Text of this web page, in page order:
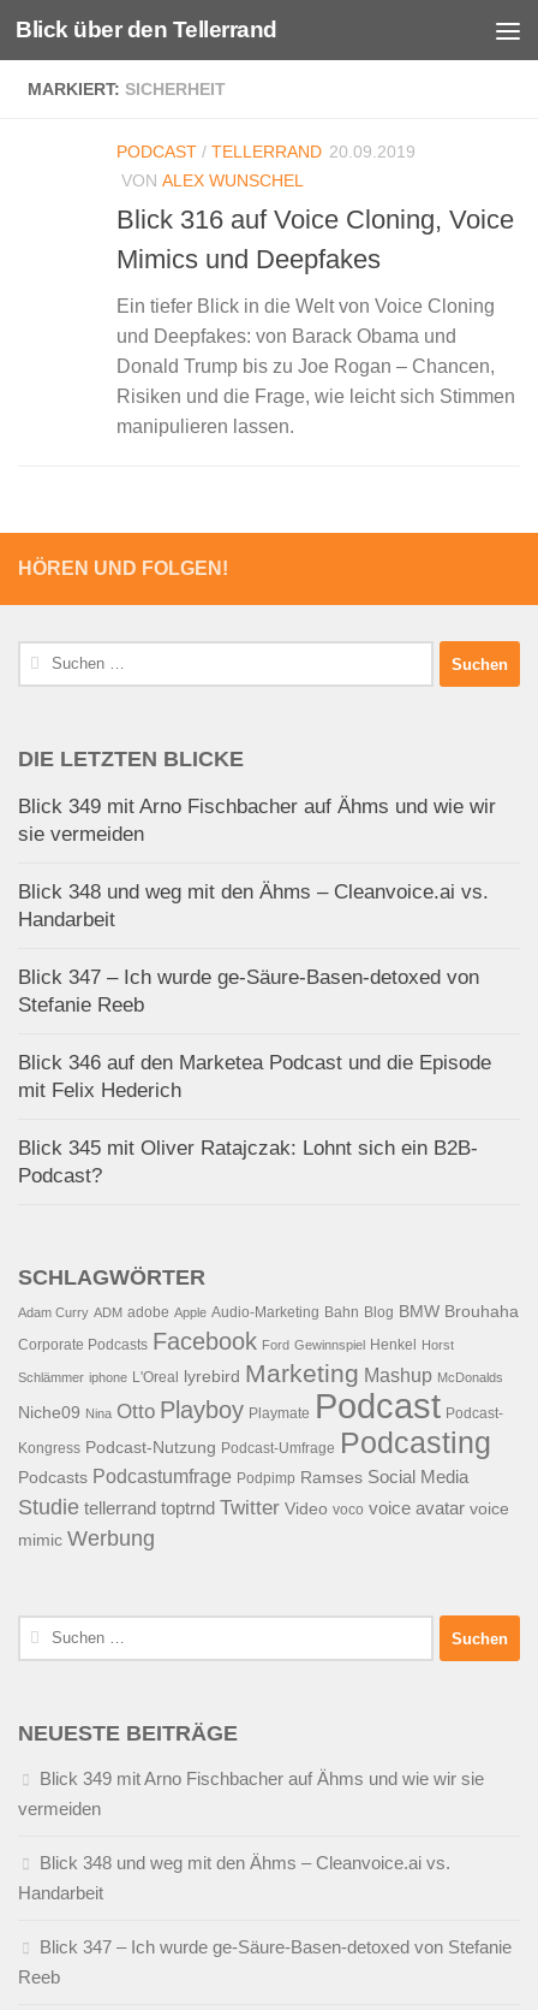
Unter dem Inhalt
Blick über den Tellerrand
MARKIERT: SICHERHEIT
PODCAST / TELLERRAND 20.09.2019
VON ALEX WUNSCHEL
Blick 316 auf Voice Cloning, Voice
Mimics und Deepfakes
Ein tiefer Blick in die Welt von Voice Cloning
und Deepfakes: von Barack Obama und
Donald Trump bis zu Joe Rogan – Chancen,
Risiken und die Frage, wie leicht sich Stimmen
manipulieren lassen.
HÖREN UND FOLGEN!
Suchen
nach:
DIE LETZTEN BLICKE
Blick 349 mit Arno Fischbacher auf Ähms und wie wir
sie vermeiden
Blick 348 und weg mit den Ähms – Cleanvoice.ai vs.
Handarbeit
Blick 347 – Ich wurde ge-Säure-Basen-detoxed von
Stefanie Reeb
Blick 346 auf den Marketea Podcast und die Episode
mit Felix Hederich
Blick 345 mit Oliver Ratajczak: Lohnt sich ein B2B-
Podcast?
SCHLAGWÖRTER
Adam Curry ADM adobe Apple Audio-Marketing Bahn Blog BMW Brouhaha
Corporate Podcasts Facebook Ford Gewinnspiel Henkel Horst
Schlämmer iphone L'Oreal lyrebird Marketing Mashup McDonalds
Niche09 Nina Otto Playboy Playmate Podcast Podcast-
Kongress Podcast-Nutzung Podcast-Umfrage Podcasting
Podcasts Podcastumfrage Podpimp Ramses Social Media
Studie tellerrand toptrnd Twitter Video voco voice avatar voice
mimic Werbung
Suchen
nach:
NEUESTE BEITRÄGE
Blick 349 mit Arno Fischbacher auf Ähms und wie wir sie
vermeiden
Blick 348 und weg mit den Ähms – Cleanvoice.ai vs.
Handarbeit
Blick 347 – Ich wurde ge-Säure-Basen-detoxed von Stefanie
Reeb